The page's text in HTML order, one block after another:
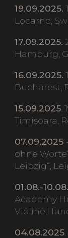
19.09.2025.
Locarno,
17.09.2025.
Hamburg,
16.09.2025.
Bucharest,
15.09.2025
Timișoara,
07.09.2025
ohne
Leipzig“,
01.08.-
Academy
04.08.2025